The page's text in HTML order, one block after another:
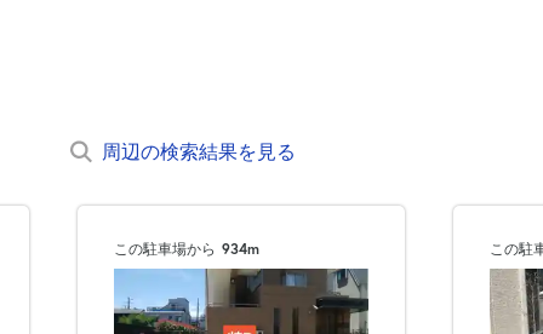
周辺の検索結果を見る
この駐車場から 934m この駐